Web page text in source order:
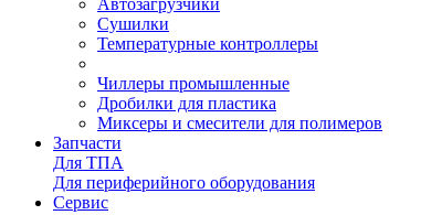
Автозагрузчики
Сушилки
Температурные контроллеры
Чиллеры промышленные
Дробилки для пластика
Миксеры и смесители для полимеров
Запчасти
Для ТПА
Для периферийного оборудования
Сервис